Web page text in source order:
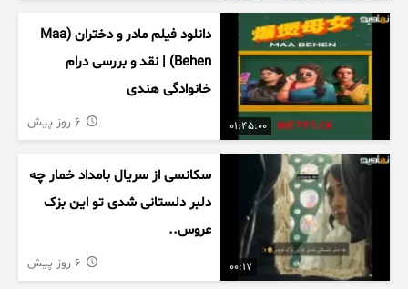
01:45:00
دانلود فیلم مادر و دختران (Maa
Behen) | نقد و بررسی درام
خانوادگی هندی
00:17
سکانسی از سریال بامداد خمار چه
دلبر دلستانی شدی تو این بزک
عروس..